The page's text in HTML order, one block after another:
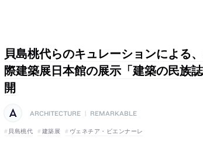
貝島桃代らのキュレーションによる
際建築展日本館の展示「建築の民族
開
ARCHITECTURE | REMARKABLE
貝島桃代 建築展 ヴェネチア・ビエンナーレ